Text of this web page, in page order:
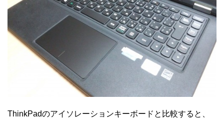
ThinkPadのアイソレーションキーボードと比較すると、